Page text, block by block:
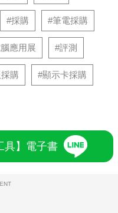
#採購 #筆電採購
應用展 #評測
購 #顯示卡採購
具】電子書